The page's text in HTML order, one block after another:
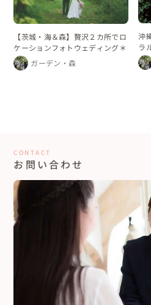
【茨城・海＆森】贅沢２カ所でロ
ケーションフォトウェディング＊
ガーデン・森
沖
ラ
リ
CONTACT
お問い合わせ